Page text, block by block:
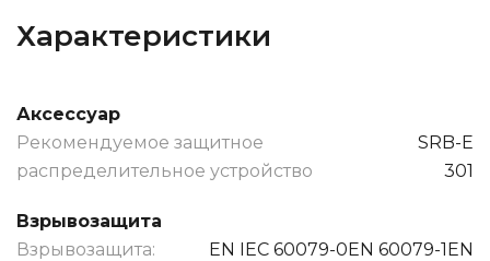
Характеристики
Аксессуар
Рекомендуемое защитное
распределительное устройство
SRB-E
301
Взрывозащита
Взрывозащита:
EN IEC 60079-0EN 60079-1EN